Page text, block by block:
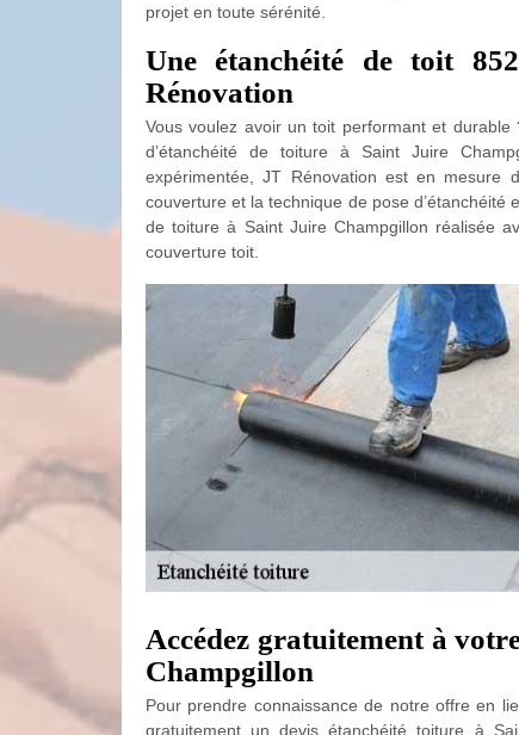
projet en toute sérénité.
Une étanchéité de toit
Rénovation
Vous voulez avoir un toit performant et
d’étanchéité de toiture à Saint Juire
expérimentée, JT Rénovation est en mesure
couverture et la technique de pose
de toiture à Saint Juire Champgillon réalisée
couverture toit.
Accédez gratuitement à
Champgillon
Pour prendre connaissance de notre offre en
gratuitement un devis étanchéité toiture à